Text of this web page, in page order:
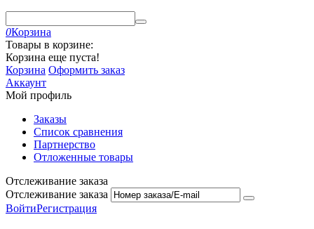
0Корзина
Товары в корзине:
Корзина еще пуста!
Корзина Оформить заказ
Аккаунт
Мой профиль
Заказы
Список сравнения
Партнерство
Отложенные товары
Отслеживание заказа
Отслеживание заказа
ВойтиРегистрация